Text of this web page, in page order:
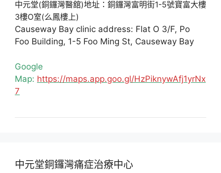
中元堂(銅鑼灣醫舘)地址：銅鑼灣富明街1-5號寶富大樓
3樓O室(么鳳樓上)
Causeway Bay clinic address: Flat O 3/F, Po
Foo Building, 1-5 Foo Ming St, Causeway Bay
Google
Map: https://maps.app.goo.gl/HzPiknywAfj1yrNx
7
中元堂銅鑼灣痛症治療中心